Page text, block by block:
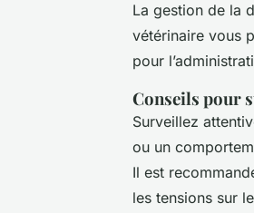
La gestion de la
vétérinaire vous
pour
Conseils pour
Surveillez
ou un
Il est
les tensions sur